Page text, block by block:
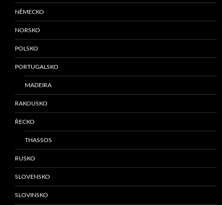
NĚMECKO
NORSKO
POLSKO
PORTUGALSKO
MADEIRA
RAKOUSKO
ŘECKO
THASSOS
RUSKO
SLOVENSKO
SLOVINSKO